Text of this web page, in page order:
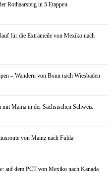
Rothaarsteig in 5 Etappen
für die Extrameile von Mexiko nach
– Wandern von Bonn nach Wiesbaden
Mama in der Sächsischen Schweiz
von Mainz nach Fulda
auf dem PCT von Mexiko nach Kanada